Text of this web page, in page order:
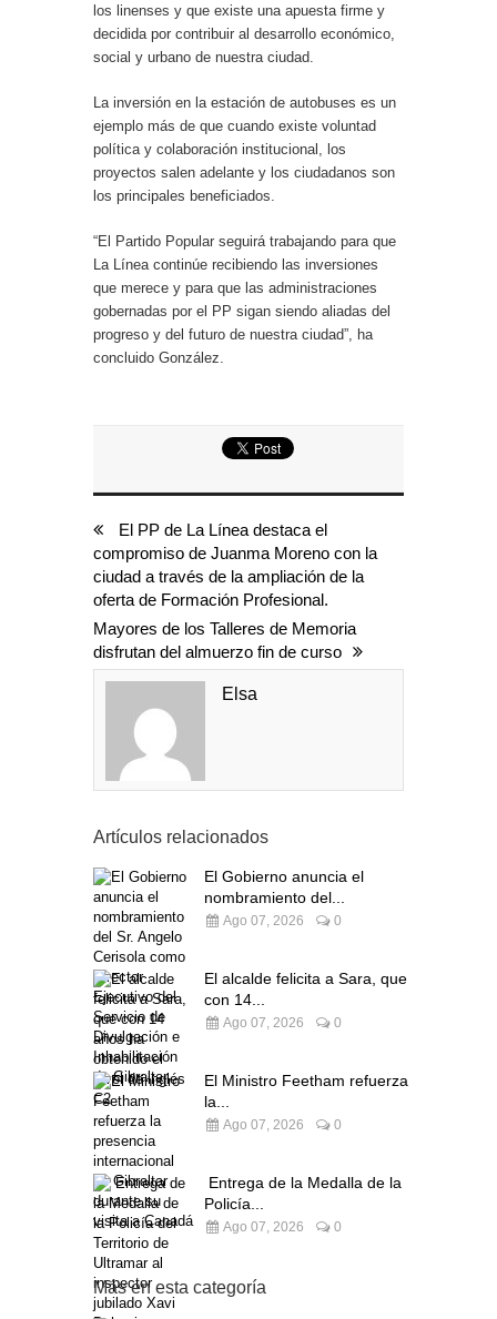
los linenses y que existe una apuesta firme y
decidida por contribuir al desarrollo económico,
social y urbano de nuestra ciudad.
La inversión en la estación de autobuses es un
ejemplo más de que cuando existe voluntad
política y colaboración institucional, los
proyectos salen adelante y los ciudadanos son
los principales beneficiados.
“El Partido Popular seguirá trabajando para que
La Línea continúe recibiendo las inversiones
que merece y para que las administraciones
gobernadas por el PP sigan siendo aliadas del
progreso y del futuro de nuestra ciudad”, ha
concluido González.
El PP de La Línea destaca el
compromiso de Juanma Moreno con la
ciudad a través de la ampliación de la
oferta de Formación Profesional.
Mayores de los Talleres de Memoria
disfrutan del almuerzo fin de curso
Elsa
Artículos relacionados
El Gobierno anuncia el
nombramiento del...
Ago 07, 2026 0
El alcalde felicita a Sara, que
con 14...
Ago 07, 2026 0
El Ministro Feetham refuerza
la...
Ago 07, 2026 0
Entrega de la Medalla de la
Policía...
Ago 07, 2026 0
Más en esta categoría